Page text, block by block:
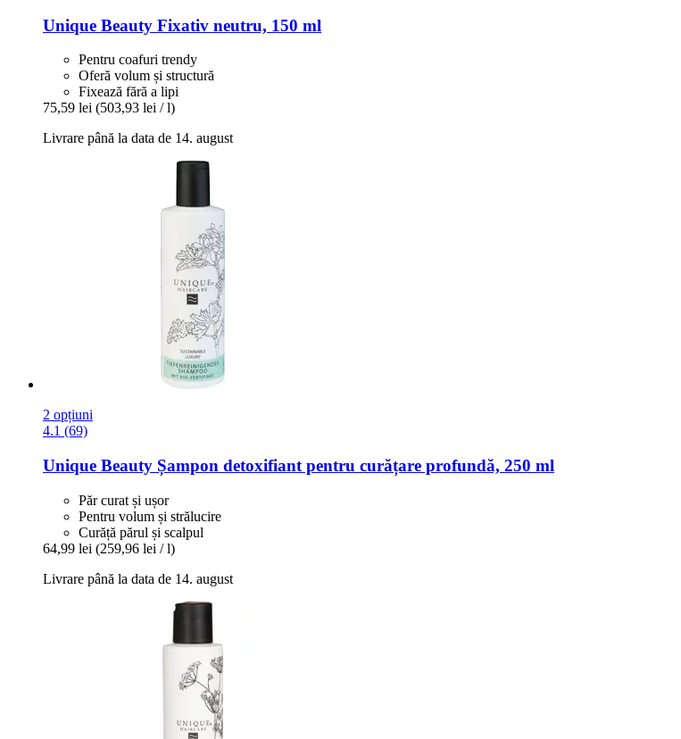
Unique Beauty Fixativ neutru, 150 ml
Pentru coafuri trendy
Oferă volum și structură
Fixează fără a lipi
75,59 lei (503,93 lei / l)
Livrare până la data de 14. august
2 opțiuni
4.1 (69)
Unique Beauty Șampon detoxifiant pentru curățare profundă, 250 ml
Păr curat și ușor
Pentru volum și strălucire
Curăță părul și scalpul
64,99 lei (259,96 lei / l)
Livrare până la data de 14. august